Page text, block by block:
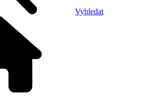
Vyhledat